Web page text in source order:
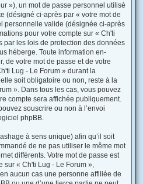
»), un mot de passe personnel utilisé
(désigné ci-après par « votre mot de
personnelle valide (désignée ci-après
pour votre compte sur « Ch'ti
par les lois de protection des données
héberge. Toute information en-
de votre mot de passe et de votre
Lug - Le Forum » durant la
soit obligatoire ou non, reste à la
». Dans tous les cas, vous pouvez
compte sera affichée publiquement.
souscrire ou non à l’envoi
phpBB.
à sens unique) afin qu’il soit
de ne pas utiliser le même mot
différents. Votre mot de passe est
sur « Ch'ti Lug - Le Forum »,
aucun cas une personne affiliée de